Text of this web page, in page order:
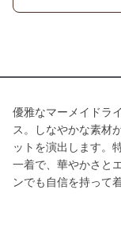
優雅なマーメイドラ
ス。しなやかな素材
ットを演出します。
一着で、華やかさと
ンでも自信を持って